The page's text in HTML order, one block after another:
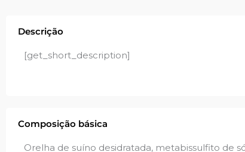
Descrição
[get_short_description]
Composição básica
Orelha de suíno desidratada, metabissulfito de